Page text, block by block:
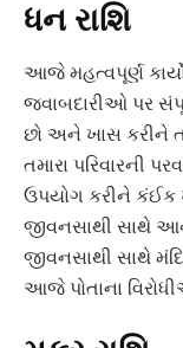
ધન રાશિ
આજે મહત્વપૂર્ણ
જવાબદારીઓ પર
છો અને ખાસ કરીને
તમારા પરિવારની
ઉપયોગ કરીને કંઈક
જીવનસાથી સાથે
જીવનસાથી સાથે
આજે ​​પોતાના